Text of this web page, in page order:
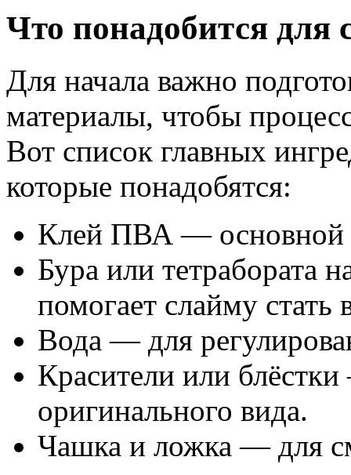
Что понадобится для
Для начала важно
материалы, чтобы
Вот список главных
которые понадобятся:
Клей ПВА — основной
Бура или тетрабората
помогает слайму
Вода — для
Красители или
оригинального вида.
Чашка и ложка — для